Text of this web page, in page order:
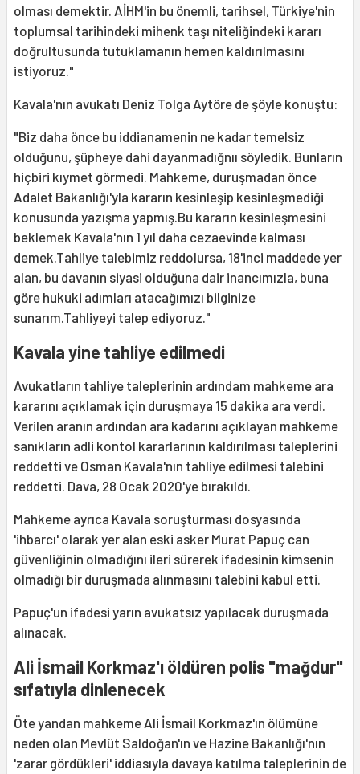
olması demektir. AİHM'in bu önemli, tarihsel, Türkiye'nin
toplumsal tarihindeki mihenk taşı niteliğindeki kararı
doğrultusunda tutuklamanın hemen kaldırılmasını
istiyoruz."
Kavala'nın avukatı Deniz Tolga Aytöre de şöyle konuştu:
"Biz daha önce bu iddianamenin ne kadar temelsiz
olduğunu, şüpheye dahi dayanmadığnıı söyledik. Bunların
hiçbiri kıymet görmedi. Mahkeme, duruşmadan önce
Adalet Bakanlığı'yla kararın kesinleşip kesinleşmediği
konusunda yazışma yapmış.Bu kararın kesinleşmesini
beklemek Kavala'nın 1 yıl daha cezaevinde kalması
demek.Tahliye talebimiz reddolursa, 18'inci maddede yer
alan, bu davanın siyasi olduğuna dair inancımızla, buna
göre hukuki adımları atacağımızı bilginize
sunarım.Tahliyeyi talep ediyoruz."
Kavala yine tahliye edilmedi
Avukatların tahliye taleplerinin ardındam mahkeme ara
kararını açıklamak için duruşmaya 15 dakika ara verdi.
Verilen aranın ardından ara kadarını açıklayan mahkeme
sanıkların adli kontol kararlarının kaldırılması taleplerini
reddetti ve Osman Kavala'nın tahliye edilmesi talebini
reddetti. Dava, 28 Ocak 2020'ye bırakıldı.
Mahkeme ayrıca Kavala soruşturması dosyasında
'ihbarcı' olarak yer alan eski asker Murat Papuç can
güvenliğinin olmadığını ileri sürerek ifadesinin kimsenin
olmadığı bir duruşmada alınmasını talebini kabul etti.
Papuç'un ifadesi yarın avukatsız yapılacak duruşmada
alınacak.
Ali İsmail Korkmaz'ı öldüren polis "mağdur"
sıfatıyla dinlenecek
Öte yandan mahkeme Ali İsmail Korkmaz'ın ölümüne
neden olan Mevlüt Saldoğan'ın ve Hazine Bakanlığı'nın
'zarar gördükleri' iddiasıyla davaya katılma taleplerinin de